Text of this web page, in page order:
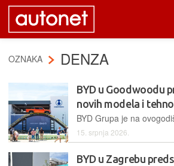
OZNAKA DENZA
BYD u Goodwoodu
novih modela i
15. srpnja 2026.
BYD u Zagrebu